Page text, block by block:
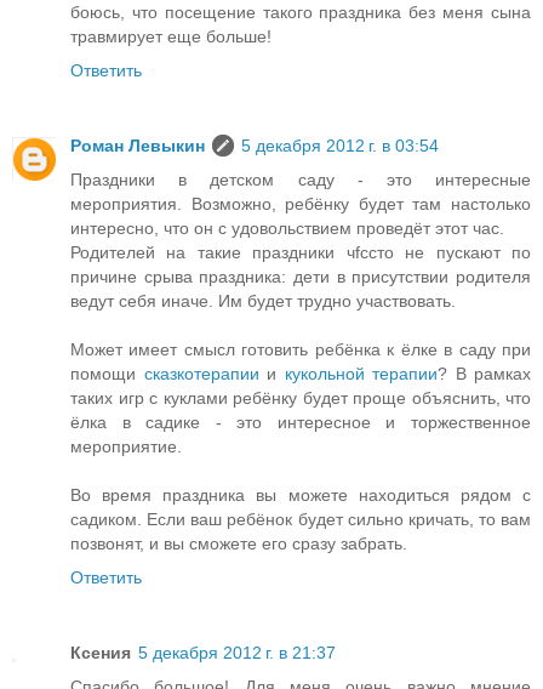
боюсь, что посещение такого праздника без меня сына
травмирует еще больше!
Ответить
Роман Левыкин
5 декабря 2012 г. в 03:54
Праздники в детском саду - это интересные
мероприятия. Возможно, ребёнку будет там настолько
интересно, что он с удовольствием проведёт этот час.
Родителей на такие праздники чfcсто не пускают по
причине срыва праздника: дети в присутствии родителя
ведут себя иначе. Им будет трудно участвовать.
Может имеет смысл готовить ребёнка к ёлке в саду при
помощи сказкотерапии и кукольной терапии? В рамках
таких игр с куклами ребёнку будет проще объяснить, что
ёлка в садике - это интересное и торжественное
мероприятие.
Во время праздника вы можете находиться рядом с
садиком. Если ваш ребёнок будет сильно кричать, то вам
позвонят, и вы сможете его сразу забрать.
Ответить
Ксения 5 декабря 2012 г. в 21:37